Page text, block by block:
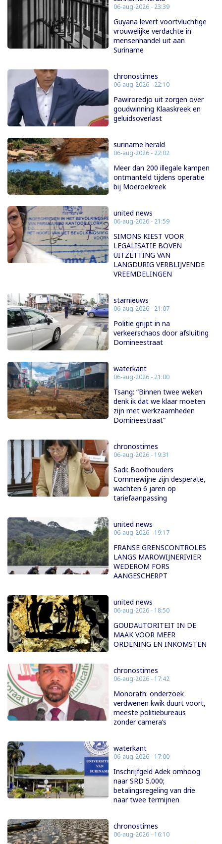
06-aug-2026 - 23:39
Guyana levert voortvluchtige
vrouwelijke verdachte in
mensenhandel uit aan
Suriname
chronostimes
06-aug-2026 - 22:10
Pawiroredjo uit zorgen over
goudwinning Klaaskreek en
geluidsoverlast
suriname herald
06-aug-2026 - 22:02
Meer dan 200 illegale kampen
ontmanteld tijdens operatie
bij Moeroekreek
united news
06-aug-2026 - 21:59
SIMONS KIEST VOOR
LEGALISATIE BOVEN
UITZETTING VAN
LANGDURIG VERBLIJVENDE
VREEMDELINGEN
starnieuws
06-aug-2026 - 21:07
Politie grijpt in na
verkeerschaos door afsluiting
Domineestraat
waterkant
06-aug-2026 - 21:00
Tsang: “Binnen twee weken
denk ik dat we klaar moeten
zijn met werkzaamheden
Domineestraat”
chronostimes
06-aug-2026 - 19:31
Sadi: Boothouders
Commewijne zijn desperate,
wachten 6 jaren op
tariefaanpassing
united news
06-aug-2026 - 19:17
FRANSE GRENSCONTROLES
LANGS MAROWIJNERIVIER
WEDEROM FORS
AANGESCHERPT
united news
06-aug-2026 - 18:50
GOUDAUTORITEIT IN DE
MAAK VOOR MEER
ORDENING EN INKOMSTEN
chronostimes
06-aug-2026 - 17:42
Monorath: onderzoek
verdwenen kwik duurt voort,
meeste politiebureaus
zonder camera’s
waterkant
06-aug-2026 - 17:00
Inschrijfgeld Adek omhoog
naar SRD 5.000;
betalingsregeling van drie
naar twee termijnen
chronostimes
06-aug-2026 - 16:10